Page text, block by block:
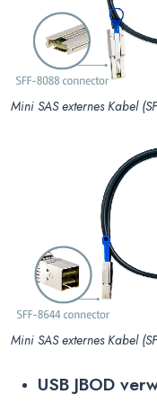
Mini SAS externes Kabel
Mini SAS externes Kabel
USB JBOD